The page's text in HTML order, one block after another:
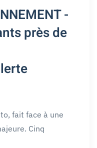
-
près de
fait face à une
Cinq